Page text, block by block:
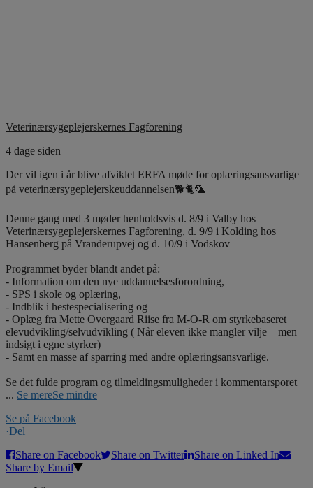
Veterinærsygeplejerskernes Fagforening
4 dage siden
Der vil igen i år blive afviklet ERFA møde for oplæringsansvarlige
på veterinærsygeplejerskeuddannelsen🐕🐈🦜
Denne gang med 3 møder henholdsvis d. 8/9 i Valby hos
Veterinærsygeplejerskernes Fagforening, d. 9/9 i Kolding hos
Hansenberg på Vranderupvej og d. 10/9 i Vodskov
Programmet byder blandt andet på:
- Information om den nye uddannelsesforordning,
- SPS i skole og oplæring,
- Indblik i hestespecialisering og
- Oplæg fra Mette Overgaard Riise fra M-O-R om styrkebaseret
elevudvikling/selvudvikling ( Når eleven ikke mangler vilje – men
indsigt i egne styrker)
- Samt en masse af sparring med andre oplæringsansvarlige.
Se det fulde program og tilmeldingsmuligheder i kommentarsporet
... Se mereSe mindre
Se på Facebook
·Del
Share on Facebook
Share on Twitter
Share on Linked In
Share by Email